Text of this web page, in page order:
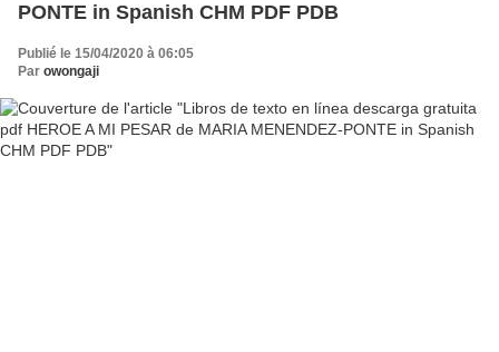
PONTE in Spanish CHM PDF PDB
Publié le 15/04/2020 à 06:05
Par owongaji